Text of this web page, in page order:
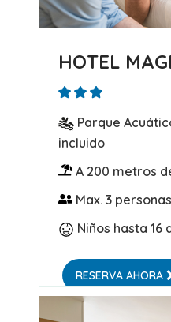
HOTEL
Parque
incluido
A 200 metros
Max. 3
Niños hasta 16
RESERVA AHORA